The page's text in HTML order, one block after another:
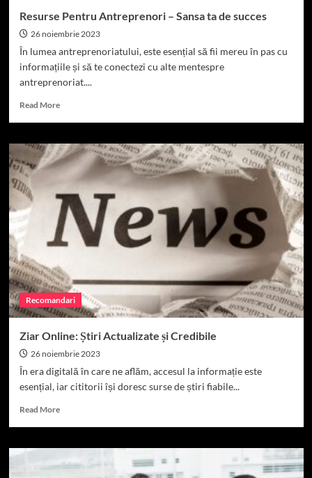
Resurse Pentru Antreprenori – Sansa ta de succes
26 noiembrie 2023
În lumea antreprenoriatului, este esențial să fii mereu în pas cu
informațiile și să te conectezi cu alte mentespre
antreprenoriat....
Read MoreRead
Resurse
Pentru
Antreprenori
Sansa
ta
de
succes
Recomandari
Ziar Online: Știri Actualizate și Credibile
26 noiembrie 2023
În era digitală în care ne aflăm, accesul la informație este
esențial, iar cititorii își doresc surse de știri fiabile...
Read MoreRead
Ziar
Online: